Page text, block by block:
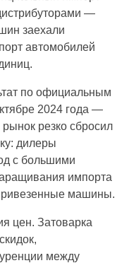
—
заехали
автомобилей
по официальным
2024 года —
резко сбросил
дилеры
с большими
импорта
машины.
цен. Затоварка
между